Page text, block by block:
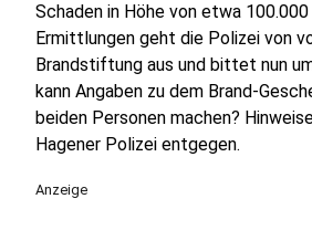
Schaden in Höhe von etwa
Ermittlungen geht die Polizei von
Brandstiftung aus und bittet nun
kann Angaben zu dem Brand-
beiden Personen machen?
Hagener Polizei entgegen.
Anzeige